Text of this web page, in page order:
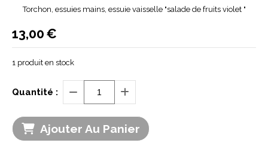
Torchon, essuies mains, essuie vaisselle "salade de fruits violet "
13,00€
1 produit en stock
Quantité :
Ajouter Au Panier